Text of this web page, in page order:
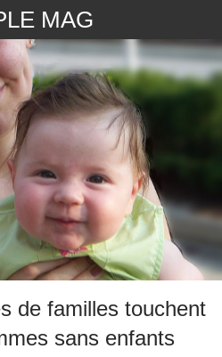
MAG
de familles touchent
sans enfants